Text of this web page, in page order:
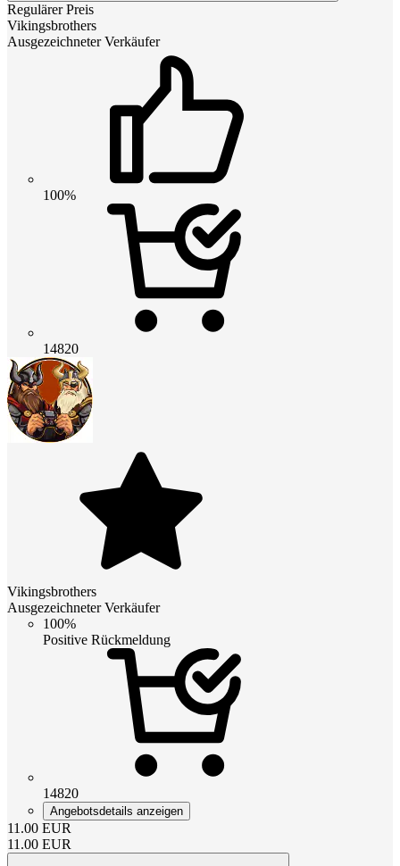
Regulärer Preis
Vikingsbrothers
Ausgezeichneter Verkäufer
100%
14820
Vikingsbrothers
Ausgezeichneter Verkäufer
100%
Positive Rückmeldung
14820
Angebotsdetails anzeigen
11.00 EUR
11.00 EUR